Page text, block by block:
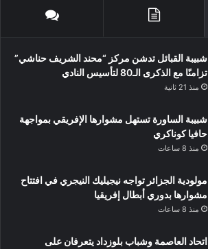
شبيبة القبائل تدشن مركز “محند الشريف حناشي”
تزامنًا مع الذكرى الـ80 لتأسيس النادي
منذ 21 ثانية
شبيبة الساورة تستهل مشوارها الإفريقي بمواجهة
حافيا كوناكري
منذ 8 ساعات
مولودية الجزائر تواجه نيجيليك النيجري في افتتاح
مشوارها بدوري أبطال إفريقيا
منذ 8 ساعات
اتحاد العاصمة وشباب بلوزداد يتعرفان على